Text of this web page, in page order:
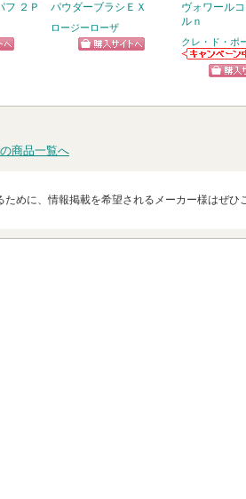
フ ２Ｐ パウダーブラシＥＸ
ロージーローザ
ヴォワール
ルｎ
クレ・ド・ポ
クレ・ド・ポ
ボーテからの
商品一覧へ
めに、情報掲載を希望されるメーカー様はぜひ